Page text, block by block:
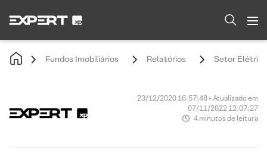
Fundos Imobiliários Relatórios Setor
23/12/2020 16:57:48 • Atualizado em
07/11/2022 12:07:27
4 minutos de leitura